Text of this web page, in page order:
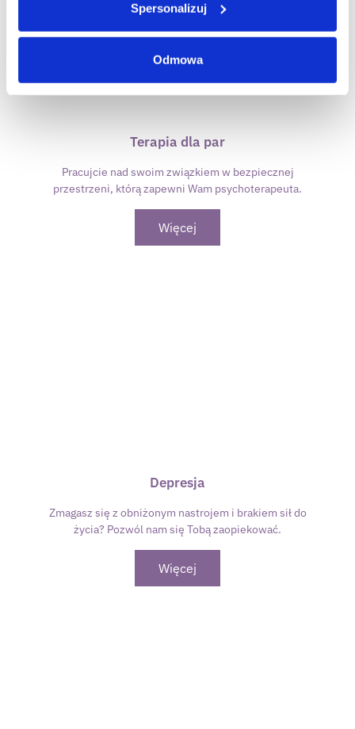
Spersonalizuj
Odmowa
Terapia dla par
Pracujcie nad swoim związkiem w bezpiecznej
przestrzeni, którą zapewni Wam psychoterapeuta.
Więcej
Depresja
Zmagasz się z obniżonym nastrojem i brakiem sił do
życia? Pozwól nam się Tobą zaopiekować.
Więcej